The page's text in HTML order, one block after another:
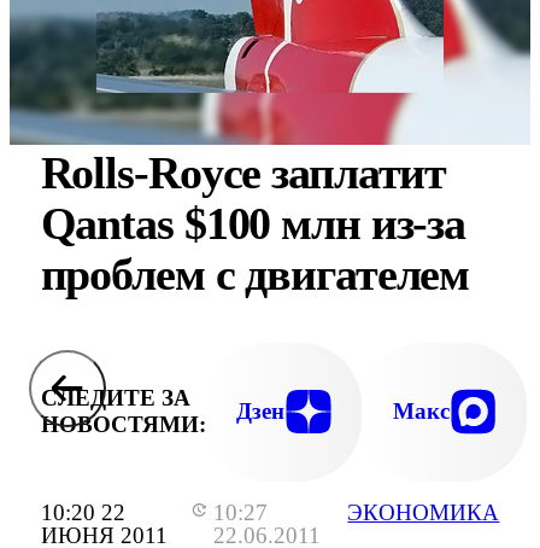
10:20 22
ИЮНЯ 2011
10:27
22.06.2011
ЭКОНОМИКА
Rolls-Royce заплатит
Qantas $100 млн из-за
проблем с двигателем
СЛЕДИТЕ ЗА
НОВОСТЯМИ:
Дзен Макс